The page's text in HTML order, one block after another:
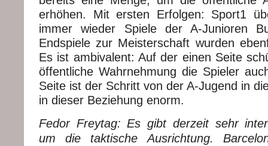
erhöhen. Mit ersten Erfolgen: Sport1
immer wieder Spiele der A-Junioren
Endspiele zur Meisterschaft wurden
Es ist ambivalent: Auf der einen Seite
öffentliche Wahrnehmung die Spieler
Seite ist der Schritt von der A-Jugend in
in dieser Beziehung enorm.
Fedor Freytag: Es gibt derzeit sehr
um die taktische Ausrichtung.